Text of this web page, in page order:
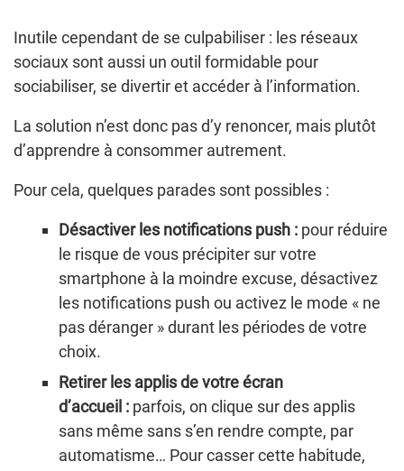
Inutile cependant de se culpabiliser : les réseaux
sociaux sont aussi un outil formidable pour
sociabiliser, se divertir et accéder à l’information.
La solution n’est donc pas d’y renoncer, mais plutôt
d’apprendre à consommer autrement.
Pour cela, quelques parades sont possibles :
Désactiver les notifications push : pour réduire
le risque de vous précipiter sur votre
smartphone à la moindre excuse, désactivez
les notifications push ou activez le mode « ne
pas déranger » durant les périodes de votre
choix.
Retirer les applis de votre écran
d’accueil : parfois, on clique sur des applis
sans même sans s’en rendre compte, par
automatisme… Pour casser cette habitude,